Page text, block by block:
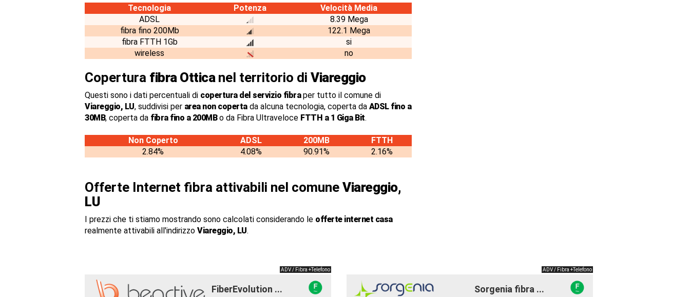
Tecnologia Potenza
Velocità Media
ADSL
8.39 Mega
fibra fino 200Mb
122.1 Mega
fibra FTTH 1Gb
si
wireless
no
Copertura fibra Otticanel territorio di Viareggio
Questi sono i dati percentuali di copertura del servizio fibraper tutto il comune di
Viareggio, LU, suddivisi per area non copertada alcuna tecnologia, coperta da ADSL fino a
30MB, coperta da fibra fino a 200MBo da Fibra Ultraveloce FTTH a 1 Giga Bit.
Non Coperto ADSL 200MB
FTTH
2.84%
4.08% 90.91% 2.16%
Offerte Internet fibra attivabili nel comune Viareggio,
LU
I prezzi che ti stiamo mostrando sono calcolati considerando le offerte internet casa
realmente attivabili all'indirizzo Viareggio, LU.
ADV / Fibra +Telefono
FiberEvolution ...
ADV / Fibra +Telefono
Sorgenia fibra ...